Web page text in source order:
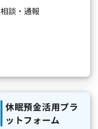
相談・通報
休眠預金活用プラ
ットフォーム